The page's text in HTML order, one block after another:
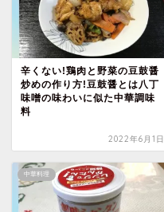
辛くない!鶏肉と野菜の豆鼓醤
炒めの作り方!豆鼓醤とは八丁
味噌の味わいに似た中華調味
料
2022年6月1日
中華料理